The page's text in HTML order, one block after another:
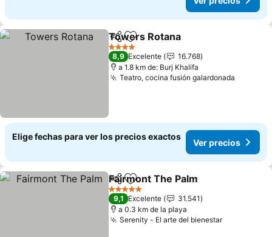
Compartir
Agregar a favoritos
Towers Rotana
4 Estrellas
8,9 Excelente
16.768
a 1.8 km de: Burj Khalifa
Teatro, cocina fusión galardonada
Elige fechas para ver los precios exactos
Ver precios
CompartirAgregar a favoritos
Fairmont The Palm
5 Estrellas
9,1 Excelente
31.541
a 0.3 km de la playa
Serenity - El arte del bienestar